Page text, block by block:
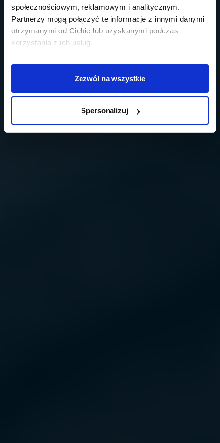
społecznościowym, reklamowym i analitycznym.
Partnerzy mogą połączyć te informacje z innymi danymi
otrzymanymi od Ciebie lub uzyskanymi podczas
korzystania z ich usług.
Zezwól na wszystkie
Spersonalizuj